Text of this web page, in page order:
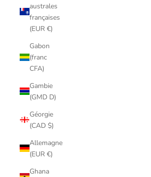
australes
françaises
(EUR €)
Gabon
(franc
CFA)
Gambie
(GMD D)
Géorgie
(CAD $)
Allemagne
(EUR €)
Ghana